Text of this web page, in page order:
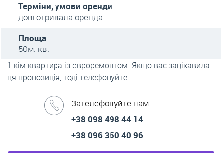
Терміни, умови оренди
довготривала оренда
Площа
50м. кв.
1 кім квартира із євроремонтом. Якщо вас зацікавила
ця пропозиція, тоді телефонуйте.
Зателефонуйте нам:
+38 098 498 44 14
+38 096 350 40 96